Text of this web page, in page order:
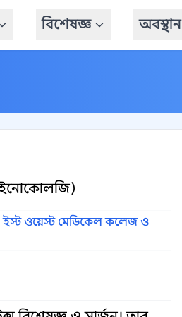
বিশেষজ্ঞ অবস্থান
ইস্ট ওয়েস্ট মেডিকেল কলেজ ও